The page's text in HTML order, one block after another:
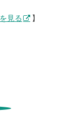
見る 】